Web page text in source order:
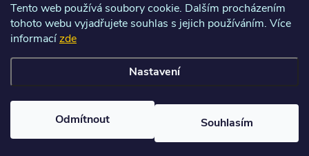
Tento web používá soubory cookie. Dalším procházením
tohoto webu vyjadřujete souhlas s jejich používáním. Více
informacízde
Nastavení
Odmítnout Souhlasím
nastavení cookies